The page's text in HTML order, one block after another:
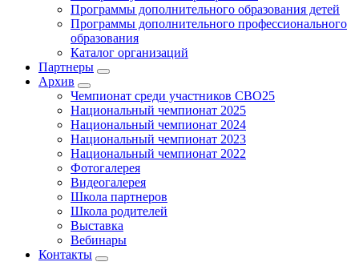
Программы дополнительного образования детей
Программы дополнительного профессионального
образования
Каталог организаций
Партнеры
Архив
Чемпионат среди участников СВО25
Национальный чемпионат 2025
Национальный чемпионат 2024
Национальный чемпионат 2023
Национальный чемпионат 2022
Фотогалерея
Видеогалерея
Школа партнеров
Школа родителей
Выставка
Вебинары
Контакты